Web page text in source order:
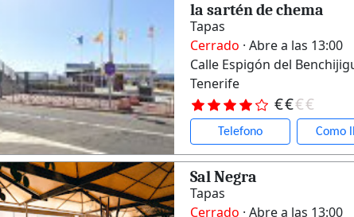
la sartén de chema
Tapas
Cerrado · Abre a las 13:00
Calle Espigón del
Tenerife
€€€€
Telefono Como
Sal Negra
Tapas
Cerrado · Abre a las 13:00